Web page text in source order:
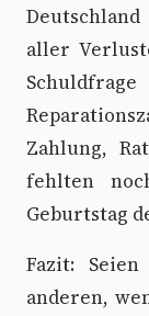
aller
Zahlung,
fehlten
Geburtstag
Fazit:
anderen,